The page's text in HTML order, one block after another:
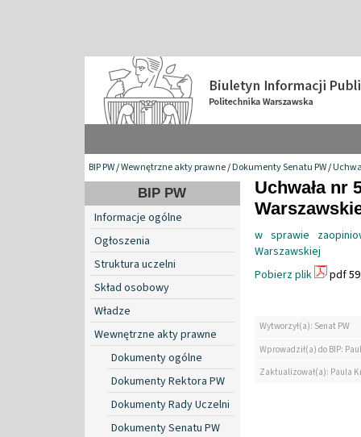
BIP PW/Wewnętrzne akty prawne/Dokumenty Senatu PW/
BIP PW
Informacje ogólne
Ogłoszenia
Struktura uczelni
Skład osobowy
Władze
Wewnętrzne akty prawne
Dokumenty ogólne
Dokumenty Rektora PW
Dokumenty Rady Uczelni
Dokumenty Senatu PW
Uchwała nr
w sprawie
Warszawskiej
Pobierz plik
pdf
Wytworzył(a): Senat PW
Wprowadził(a) do BIP:
Zaktualizował(a): Paula